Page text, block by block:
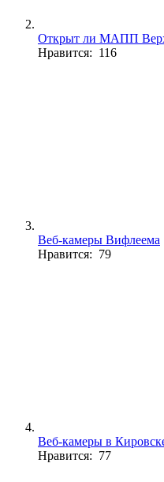
Открыт ли МАПП
Нравится: 116
Веб-камеры Вифлеема
Нравится: 79
Веб-камеры в
Нравится: 77